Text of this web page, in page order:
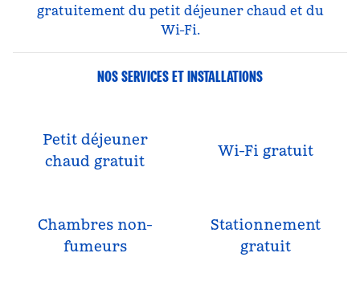
gratuitement du petit déjeuner chaud et du
Wi-Fi.
NOS SERVICES ET INSTALLATIONS
Petit déjeuner
chaud gratuit
Wi-Fi gratuit
Chambres non-
fumeurs
Stationnement
gratuit